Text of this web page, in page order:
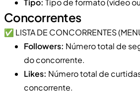
Tipo: Tipo de formato (vídeo
Concorrentes
✅ LISTA DE CONCORRENTES
Followers: Número total de
do concorrente.
Likes: Número total de
concorrente.